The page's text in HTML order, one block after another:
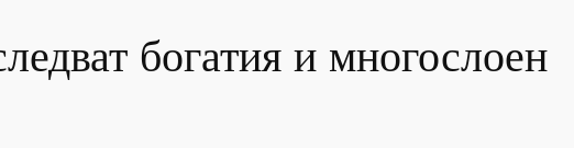
богатия и многослоен